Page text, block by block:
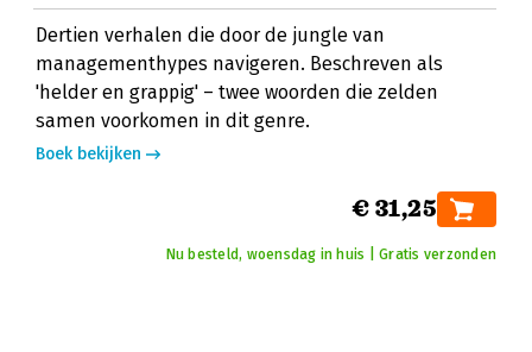
Dertien verhalen die door de jungle van
managementhypes navigeren. Beschreven als
'helder en grappig' – twee woorden die zelden
samen voorkomen in dit genre.
Boek bekijken
€ 31,25
Nu besteld, woensdag in huis | Gratis verzonden